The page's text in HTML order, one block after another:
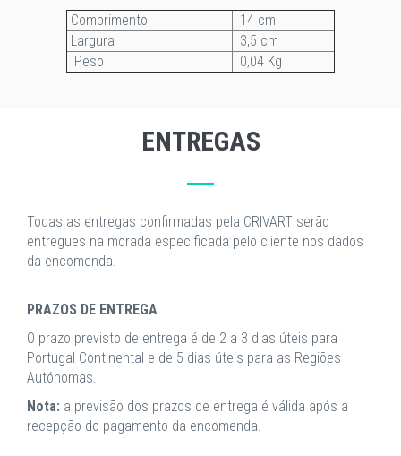
Comprimento
14 cm
Largura
3,5 cm
Peso
0,04 Kg
ENTREGAS
Todas as entregas confirmadas pela CRIVART serão
entregues na morada especificada pelo cliente nos dados
da encomenda.
PRAZOS DE ENTREGA
O prazo previsto de entrega é de 2 a 3 dias úteis para
Portugal Continental e de 5 dias úteis para as Regiões
Autónomas.
Nota: a previsão dos prazos de entrega é válida após a
recepção do pagamento da encomenda.